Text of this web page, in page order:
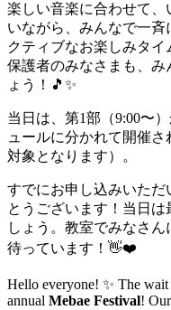
楽しい音楽に合わせて
いながら、みんなで一斉
クティブなお楽しみタイ
保護者のみなさまも、み
ょう！🎵✨
当日は、第1部（9:00〜
ュールに分かれて開催
対象となります）。
すでにお申し込みいた
とうございます！当日
しょう。教室でみなさ
待っています！👋❤️
Hello everyone! ✨ The
annual Mebae Festival!